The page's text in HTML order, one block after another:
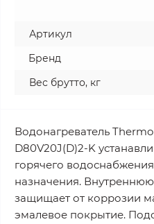
Артикул
Бренд
Вес брутто, кг
Водонагреватель
D80V20J(D)2-K
горячего
назначения.
защищает от коррозии
эмалевое покрытие.